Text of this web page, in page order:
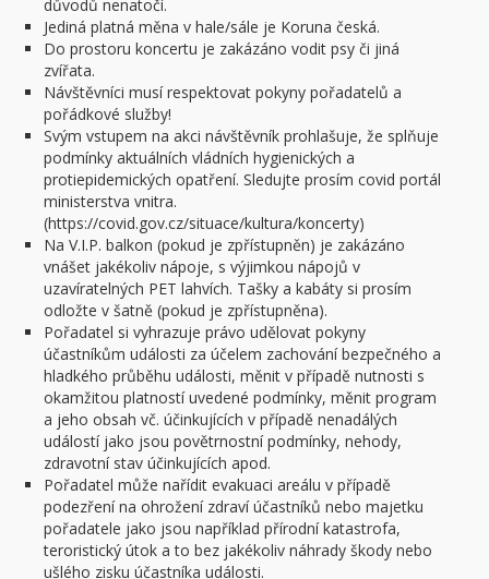
důvodů nenatočí.
Jediná platná měna v hale/sále je Koruna česká.
Do prostoru koncertu je zakázáno vodit psy či jiná
zvířata.
Návštěvníci musí respektovat pokyny pořadatelů a
pořádkové služby!
Svým vstupem na akci návštěvník prohlašuje, že splňuje
podmínky aktuálních vládních hygienických a
protiepidemických opatření. Sledujte prosím covid portál
ministerstva vnitra.
(https://covid.gov.cz/situace/kultura/koncerty)
Na V.I.P. balkon (pokud je zpřístupněn) je zakázáno
vnášet jakékoliv nápoje, s výjimkou nápojů v
uzavíratelných PET lahvích. Tašky a kabáty si prosím
odložte v šatně (pokud je zpřístupněna).
Pořadatel si vyhrazuje právo udělovat pokyny
účastníkům události za účelem zachování bezpečného a
hladkého průběhu události, měnit v případě nutnosti s
okamžitou platností uvedené podmínky, měnit program
a jeho obsah vč. účinkujících v případě nenadálých
událostí jako jsou povětrnostní podmínky, nehody,
zdravotní stav účinkujících apod.
Pořadatel může nařídit evakuaci areálu v případě
podezření na ohrožení zdraví účastníků nebo majetku
pořadatele jako jsou například přírodní katastrofa,
teroristický útok a to bez jakékoliv náhrady škody nebo
ušlého zisku účastníka události.